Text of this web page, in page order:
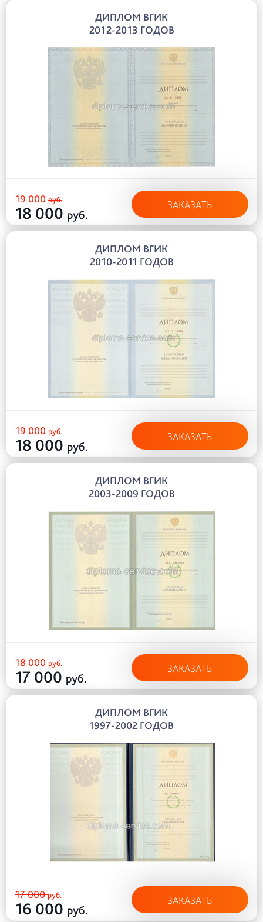
ДИПЛОМ ВГИК
2012-2013 ГОДОВ
19 000руб.
18 000 руб.
ЗАКАЗАТЬ
ДИПЛОМ ВГИК
2010-2011 ГОДОВ
19 000руб.
18 000 руб.
ЗАКАЗАТЬ
ДИПЛОМ ВГИК
2003-2009 ГОДОВ
18 000руб.
17 000 руб.
ЗАКАЗАТЬ
ДИПЛОМ ВГИК
1997-2002 ГОДОВ
17 000руб.
16 000 руб.
ЗАКАЗАТЬ